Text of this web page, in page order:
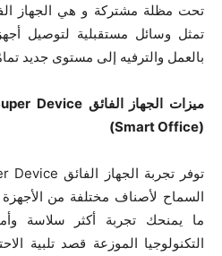
تمثل وسائل مستقبلية لتوصيل
بالعمل والترفيه إلى مستوى جديد
ميزات الجهاز الفائقDevice
(
Smart Office)
السماح لأصناف مختلفة من الأجهزة
ما يمنحك تجربة أكثر سلاسة
التكنولوجيا الموزعة قصد تلبية